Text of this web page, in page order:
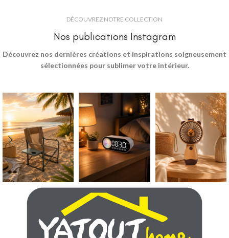
DÉCOUVREZ NOTRE COLLECTION
Nos publications Instagram
Découvrez nos dernières créations et inspirations soigneusement
sélectionnées pour sublimer votre intérieur.